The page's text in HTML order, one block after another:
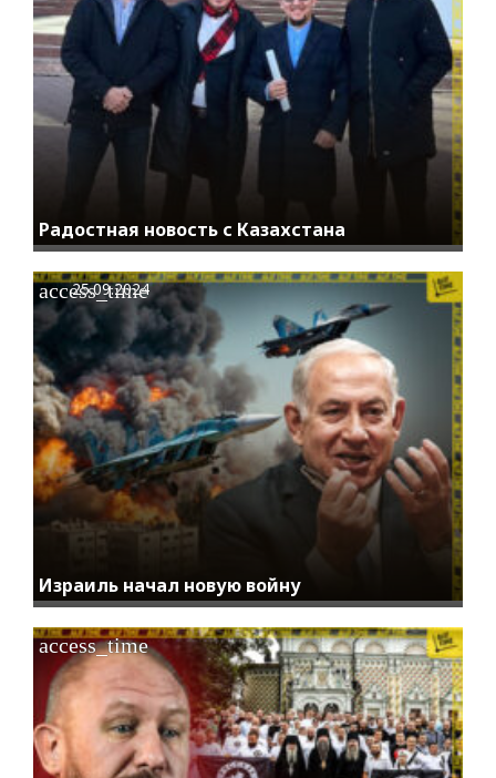
Радостная новость с Казахстана
Израиль начал новую войну
access_time
25.09.2024
access_time